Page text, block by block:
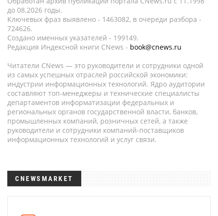
до 08.2026 годы.
Ключевых фраз выявлено - 1463082, в очереди разбора -
724626.
Создано именных указателей - 199149.
Редакция Индексной книги CNews - book@cnews.ru
Читатели CNews — это руководители и сотрудники одной
из самых успешных отраслей российской экономики:
индустрии информационных технологий. Ядро аудитории
составляют топ-менеджеры и технические специалисты
департаментов информатизации федеральных и
региональных органов государственной власти, банков,
промышленных компаний, розничных сетей, а также
руководители и сотрудники компаний-поставщиков
информационных технологий и услуг связи.
CNEWSMARKET